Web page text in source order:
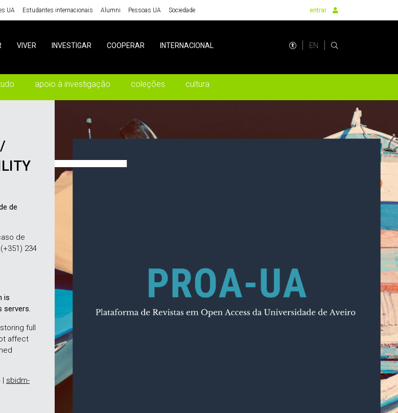
UA Estudantes internacionais Alumni Pessoas UA Sociedade entrar
VIVER INVESTIGAR COOPERAR INTERNACIONAL EN
apoio à investigação coleções cultura
de
de
234
is
servers.
full
affect
| sbidm-